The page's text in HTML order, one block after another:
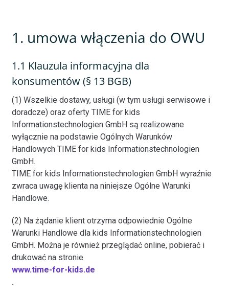
1. umowa włączenia do OWU
1.1 Klauzula informacyjna dla
konsumentów (§ 13 BGB)
(1) Wszelkie dostawy, usługi (w tym usługi serwisowe i
doradcze) oraz oferty TIME for kids
Informationstechnologien GmbH są realizowane
wyłącznie na podstawie Ogólnych Warunków
Handlowych TIME for kids Informationstechnologien
GmbH.
TIME for kids Informationstechnologien GmbH wyraźnie
zwraca uwagę klienta na niniejsze Ogólne Warunki
Handlowe.
(2) Na żądanie klient otrzyma odpowiednie Ogólne
Warunki Handlowe dla kids Informationstechnologien
GmbH. Można je również przeglądać online, pobierać i
drukować na stronie
www.time-for-kids.de
.